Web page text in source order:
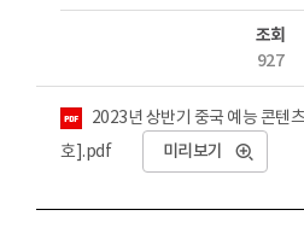
조회
927
2023년 상반기 중국 예능 콘텐
호].pdf
미리보기